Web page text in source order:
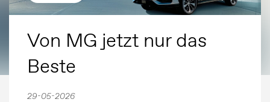
Von MG jetzt nur das
Beste
29-05-2026